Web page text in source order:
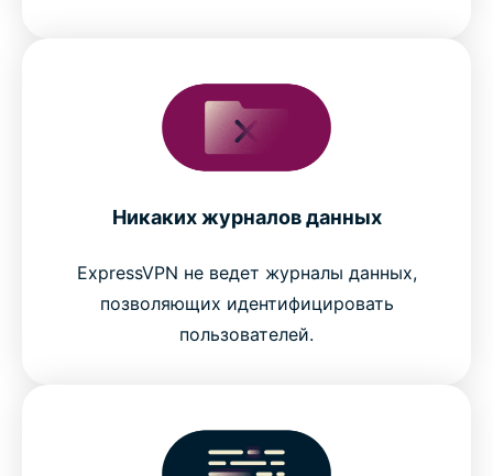
Никаких журналов данных
ExpressVPN не ведет журналы данных,
позволяющих идентифицировать
пользователей.